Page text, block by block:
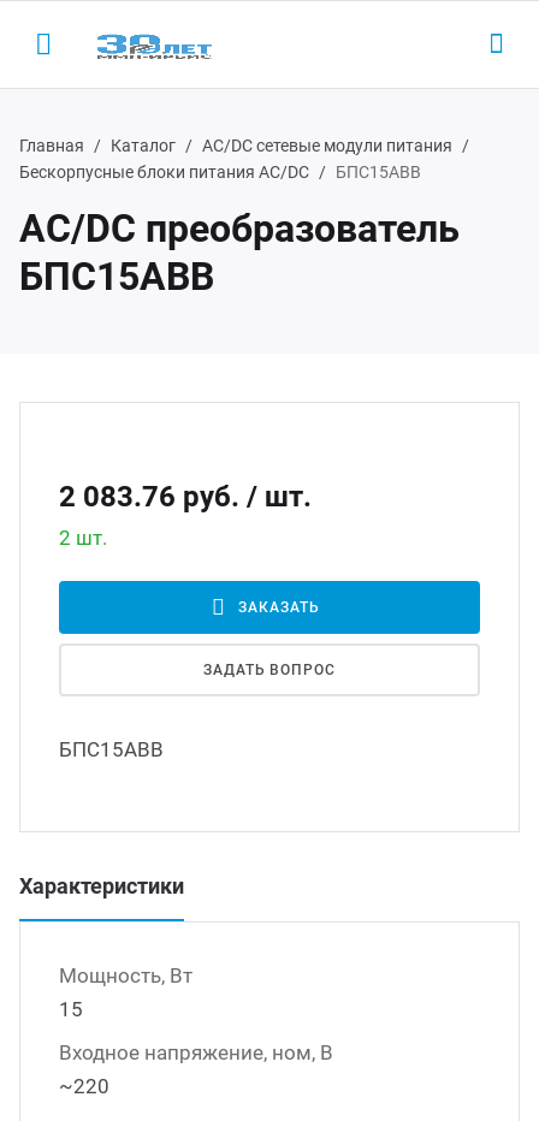
Назад
ООО "ИРБИС-5"
модули питания
DC преобразователи
AC инверторы
преобразователи
Назад
Главная Каталог
AC/DC сетевые модули питания
Бескорпусные блоки питания AC/DC
БПС15АВВ
AC/DC преобразователь
БПС15АВВ
2 083.76 руб. / шт.
2 шт.
ЗАКАЗАТЬ
ЗАДАТЬ ВОПРОС
БПС15АВВ
Характеристики
Мощность, Вт
15
Входное напряжение, ном, В
~220